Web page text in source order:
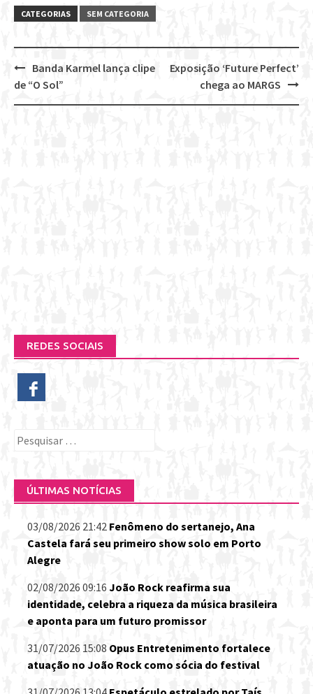
CATEGORIAS SEM CATEGORIA
Post
navigation
Exposição ‘Future Perfect’
chega ao MARGS
Banda Karmel lança clipe
de “O Sol”
REDES SOCIAIS
Pesquisar
ÚLTIMAS NOTÍCIAS
03/08/2026 21:42 Fenômeno do sertanejo, Ana
Castela fará seu primeiro show solo em Porto
Alegre
02/08/2026 09:16 João Rock reafirma sua
identidade, celebra a riqueza da música brasileira
e aponta para um futuro promissor
31/07/2026 15:08 Opus Entretenimento fortalece
atuação no João Rock como sócia do festival